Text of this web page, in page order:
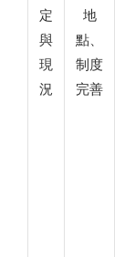
定
與
現
況
地
點、
制度
完善